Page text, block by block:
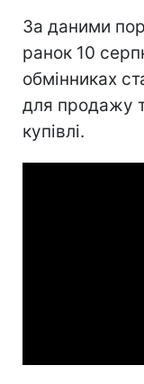
За даними
ранок 10
обмінниках
для продажу
купівлі.